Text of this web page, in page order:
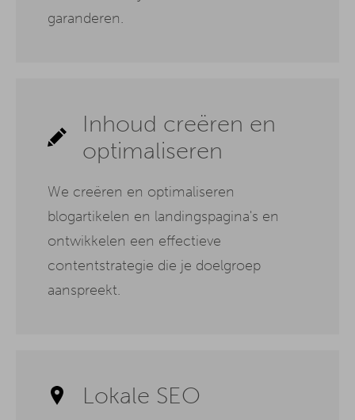
garanderen.
Inhoud creëren en
optimaliseren
We creëren en optimaliseren
blogartikelen en landingspagina's en
ontwikkelen een effectieve
contentstrategie die je doelgroep
aanspreekt.
Lokale SEO